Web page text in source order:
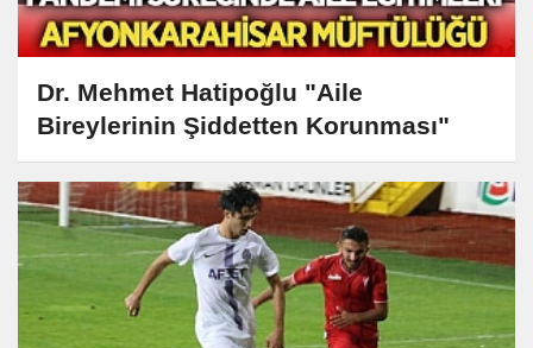
Dr. Mehmet Hatipoğlu "Aile
Bireylerinin Şiddetten Korunması"